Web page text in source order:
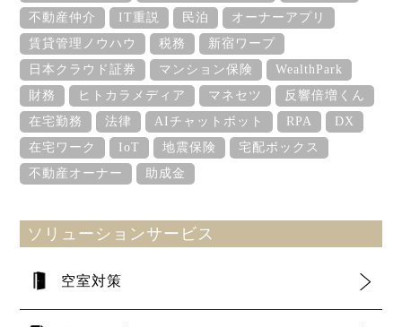
不動産仲介
IT重説 民泊
オーナーアプリ
賃貸管理ノウハウ
税務
新宿ワープ
日本クラウド証券
マンション保険
WealthPark
財務
ヒトカラメディア マネセツ
反響倍増くん
在宅勤務
法律 AIチャットボット RPA
DX
在宅ワーク
IoT 地震保険
宅配ボックス
不動産オーナー
助成金
ソリューションサービス
空室対策